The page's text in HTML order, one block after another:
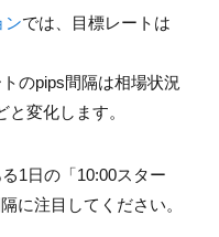
ンでは、目標レートは
のpips間隔は相場状況
変化します。
1日の「10:00スター
に注目してください。